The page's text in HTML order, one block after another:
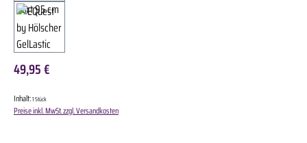
49,95 €
Inhalt:1 Stück
Preise inkl. MwSt. zzgl. Versandkosten